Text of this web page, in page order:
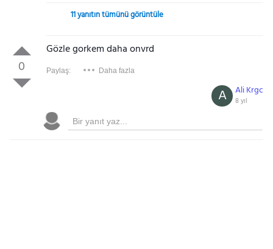
11 yanıtın tümünü görüntüle
0
Gözle gorkem daha onvrd
Paylaş: Daha fazla
Ali Krgc
8 yıl
A